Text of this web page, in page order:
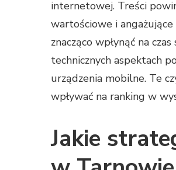
internetowej. Treści
wartościowe i
znacząco wpłynąć na
technicznych aspektach
urządzenia mobilne. Te
wpływać na ranking w
Jakie